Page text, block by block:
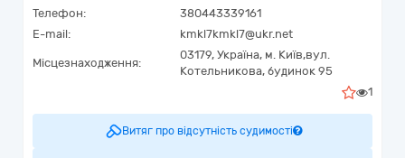
Телефон:
380443339161
E-mail:
kmkl7kmkl7@ukr.net
Місцезнаходження:
03179, Україна, м. Київ,вул.
Котельникова, будинок 95
1
Витяг про відсутність судимості